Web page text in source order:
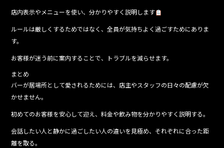
店内表示やメニューを使い、分かりやすく説明します
ルールは厳しくするためではなく、全員が気持ちよく過ごすためにありま
す。
お客様が迷う前に案内することで、トラブルを減らせます。
まとめ
バーが居場所として愛されるためには、店主やスタッフの日々の配慮が欠
かせません。
初めてのお客様を安心して迎え、料金や飲み物を分かりやすく説明する。
会話したい人と静かに過ごしたい人の違いを見極め、それぞれに合った距
離を取る。